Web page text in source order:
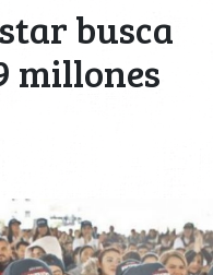
busca
millones